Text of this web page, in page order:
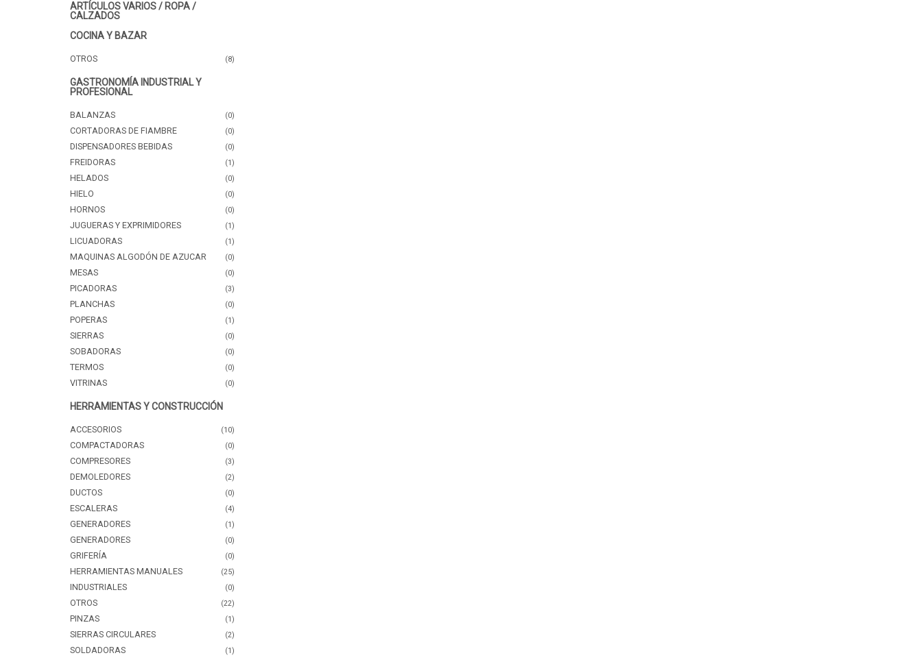
ARTÍCULOS VARIOS / ROPA /
CALZADOS
COCINA Y BAZAR
OTROS (8)
GASTRONOMÍA INDUSTRIAL Y
PROFESIONAL
BALANZAS (0)
CORTADORAS DE FIAMBRE (0)
DISPENSADORES BEBIDAS (0)
FREIDORAS (1)
HELADOS (0)
HIELO (0)
HORNOS (0)
JUGUERAS Y EXPRIMIDORES (1)
LICUADORAS (1)
MAQUINAS ALGODÓN DE AZUCAR (0)
MESAS (0)
PICADORAS (3)
PLANCHAS (0)
POPERAS (1)
SIERRAS (0)
SOBADORAS (0)
TERMOS (0)
VITRINAS (0)
HERRAMIENTAS Y CONSTRUCCIÓN
ACCESORIOS (10)
COMPACTADORAS (0)
COMPRESORES (3)
DEMOLEDORES (2)
DUCTOS (0)
ESCALERAS (4)
GENERADORES (1)
GENERADORES (0)
GRIFERÍA (0)
HERRAMIENTAS MANUALES (25)
INDUSTRIALES (0)
OTROS (22)
PINZAS (1)
SIERRAS CIRCULARES (2)
SOLDADORAS (1)